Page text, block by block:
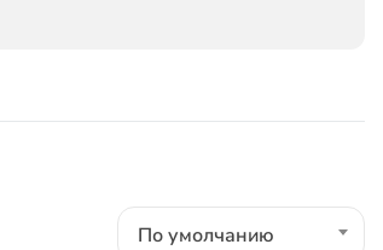
По умолчанию